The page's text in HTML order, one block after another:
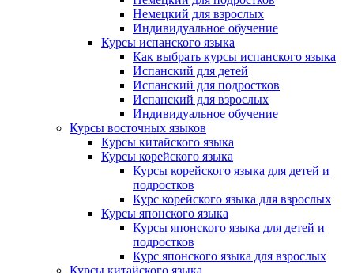
Немецкий для взрослых
Индивидуальное обучение
Курсы испанского языка
Как выбрать курсы испанского языка
Испанский для детей
Испанский для подростков
Испанский для взрослых
Индивидуальное обучение
Курсы восточных языков
Курсы китайского языка
Курсы корейского языка
Курсы корейского языка для детей и
подростков
Курс корейского языка для взрослых
Курсы японского языка
Курсы японского языка для детей и
подростков
Курс японского языка для взрослых
Курсы китайского языка